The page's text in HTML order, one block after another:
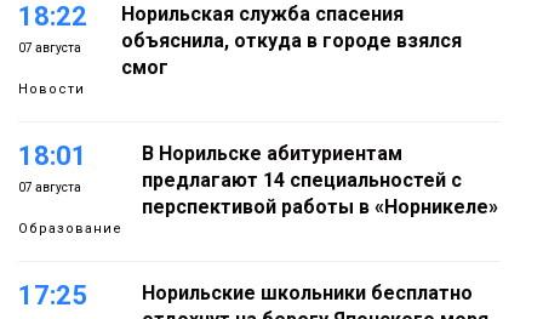
18:22
07 августа
Новости
Норильская служба спасения
объяснила, откуда в городе взялся
смог
18:01
07 августа
Образование
В Норильске абитуриентам
предлагают 14 специальностей с
перспективой работы в «Норникеле»
17:25
Норильские школьники бесплатно